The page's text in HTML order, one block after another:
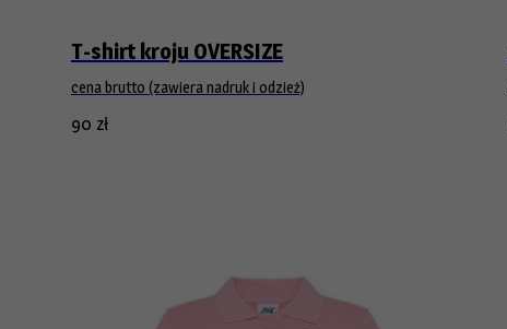
T-shirt kroju OVERSIZE
cena brutto (zawiera nadruk i odzież)
90 zł